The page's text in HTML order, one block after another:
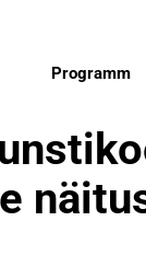
Programm